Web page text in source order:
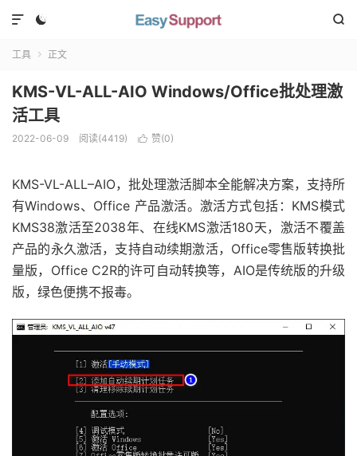
 

工具  正文
KMS-VL-ALL-AIO Windows/Office批处理激
活工具
2022-06-09 阅读(4419)  赞(0)
KMS-VL-ALL–AIO，批处理激活脚本全能解决方案，支持所
有Windows、Office 产品激活。激活方式包括：KMS模式
KMS38激活至2038年、在线KMS激活180天，激活不覆盖
产品的永久激活，支持自动续期激活，Office零售版转换批
量版，Office C2R的许可自动转换等，AIO是传统版的升级
版，绿色便携不报毒。